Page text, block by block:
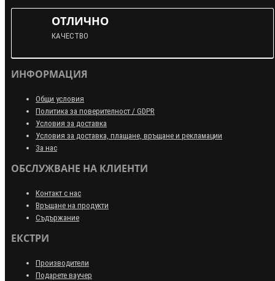
ОТЛИЧНО
КАЧЕСТВО
ИНФОРМАЦИЯ
Общи условия
Политика за поверителност / GDPR
Условия за доставка
Условия за доставка, плащане, връщане и рекламации
За нас
ОБСЛУЖВАНЕ НА КЛИЕНТИ
Контакт с нас
Връщане на продукти
Съдържание
ЕКСТРИ
Производители
Подарете ваучер